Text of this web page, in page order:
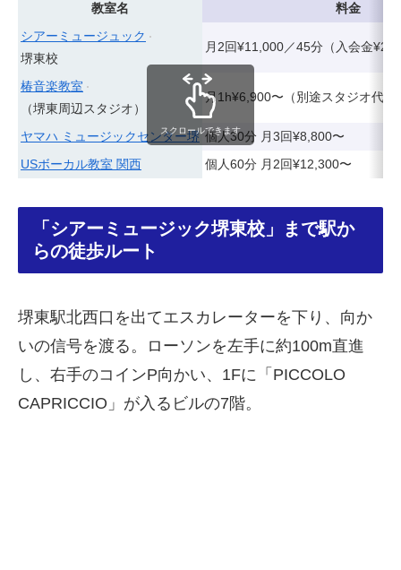
教室名
料金
シアーミュージュック
堺東校
月2回¥11,000／45分（入会金
椿音楽教室
（堺東周辺スタジオ）
月1h¥6,900〜（別途スタジオ代
ヤマハ ミュージックセンター堺 個人30分 月3回¥8,800〜
USボーカル教室 関西
個人60分 月2回¥12,300〜
スクロールできます
「シアーミュージック堺東校」まで駅か
らの徒歩ルート
堺東駅北西口を出てエスカレーターを下り、向か
いの信号を渡る。ローソンを左手に約100m直進
し、右手のコインP向かい、1Fに「PICCOLO
CAPRICCIO」が入るビルの7階。